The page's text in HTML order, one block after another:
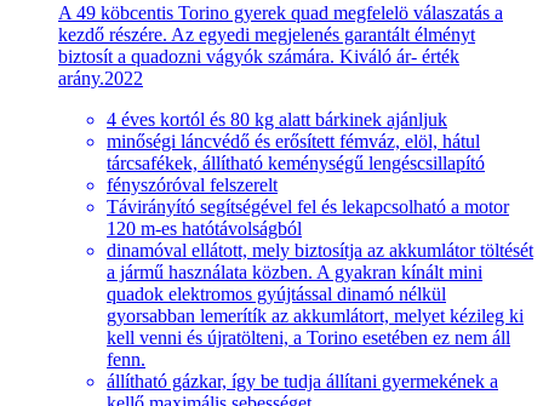
A 49 köbcentis Torino gyerek quad megfelelö válaszatás a
kezdő részére. Az egyedi megjelenés garantált élményt
biztosít a quadozni vágyók számára. Kiváló ár- érték
arány.2022
4 éves kortól és 80 kg alatt bárkinek ajánljuk
minőségi láncvédő és erősített fémváz, elöl, hátul
tárcsafékek, állítható keménységű lengéscsillapító
fényszóróval felszerelt
Távirányító segítségével fel és lekapcsolható a motor
120 m-es hatótávolságból
dinamóval ellátott, mely biztosítja az akkumlátor töltését
a jármű használata közben. A gyakran kínált mini
quadok elektromos gyújtással dinamó nélkül
gyorsabban lemerítík az akkumlátort, melyet kézileg ki
kell venni és újratölteni, a Torino esetében ez nem áll
fenn.
állítható gázkar, így be tudja állítani gyermekének a